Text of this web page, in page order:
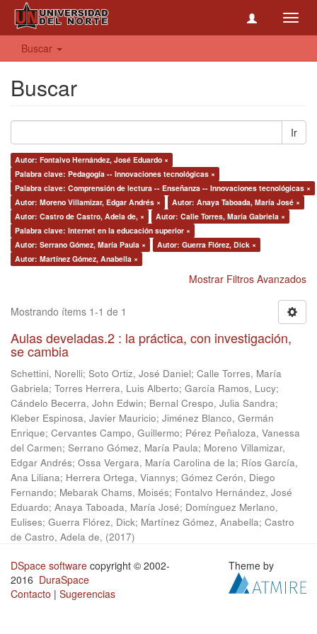
Buscar
Buscar
Ir
Autor: Fontalvo Hernández, José Eduardo ×
Palabra clave: Pedagogía -- Innovaciones tecnológicas ×
Palabra clave: Comprensión de lectura -- Enseñanza -- Innovaciones tecnológicas ×
Autor: Moreno Villamizar, Edgar Andrés ×
Autor: Anaya Taboada, María José ×
Autor: Castro de Castro, Adela de, ×
Autor: Calle Torres, María Gabriela ×
Palabra clave: Internet en la educación superior ×
Autor: Serrano Gómez, María Paula ×
Autor: Guerra Flórez, Dick ×
Autor: Martínez Gómez, Anabella ×
Mostrar Filtros Avanzados
Mostrando ítems 1-1 de 1
Aulas develadas.2 : la práctica, con investigación,
se cambia
Schettini, Norelli; Soto Ortiz, José Daniel; Calle Torres, María
Gabriela; Torres Herrera, Luis Alberto; García Ramos, Lucy;
Cándelo Becerra, John Edwin; Bernal Crespo, Julia Sandra;
Kleber Espinosa, Javier Mauricio; Jiménez Blanco, Germán
Enrique; Cervantes Campo, Guillermo; Pérez Peñaloza, Vanessa
del Carmen; Serrano Gómez, María Paula; Moreno Villamizar,
Edgar Andrés; Ossa Vergara, María Carolina de la; Ríos García,
Ana Liliana; Herrera Ortega, Viannys; Gómez Cerón, Diego
Fernando; Mebarak Chams, Moisés; Fontalvo Hernández, José
Eduardo; Anaya Taboada, María José; Domínguez Merlano,
Eulises; Guerra Flórez, Dick; Martínez Gómez, Anabella; Castro
de Castro, Adela de, (2017)
DSpace software copyright © 2002-
2016 DuraSpace
Contacto | Sugerencias
Theme by